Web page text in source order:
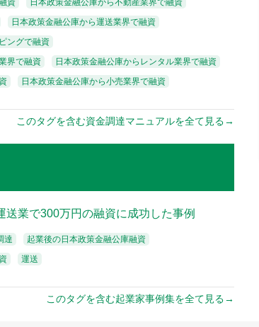
資
日本政策金融公庫から不動産業界で融資
日本政策金融公庫から運送業界で融資
ングで融資
界で融資
日本政策金融公庫からレンタル業界で融資
日本政策金融公庫から小売業界で融資
このタグを含む資金調達マニュアルを全て見る→
送業で300万円の融資に成功した事例
達
起業後の日本政策金融公庫融資
運送
このタグを含む起業家事例集を全て見る→